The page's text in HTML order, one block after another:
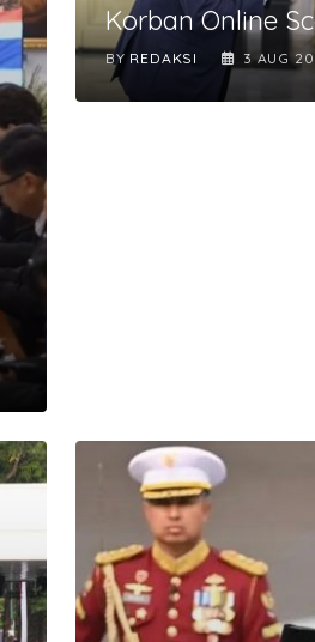
Korban Online
BY REDAKSI 3 AUG